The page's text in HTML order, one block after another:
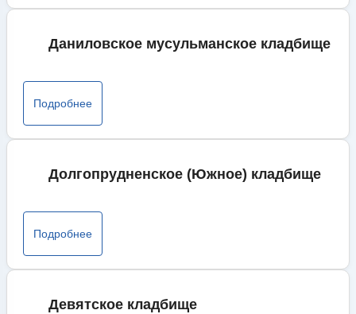
Даниловское мусульманское кладбище
Подробнее
Долгопрудненское (Южное) кладбище
Подробнее
Девятское кладбище